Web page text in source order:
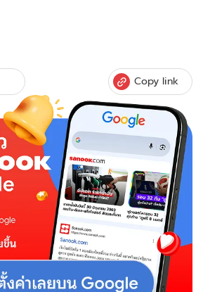
Copy link